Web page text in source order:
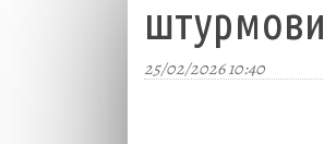
25/02/2026 10:40